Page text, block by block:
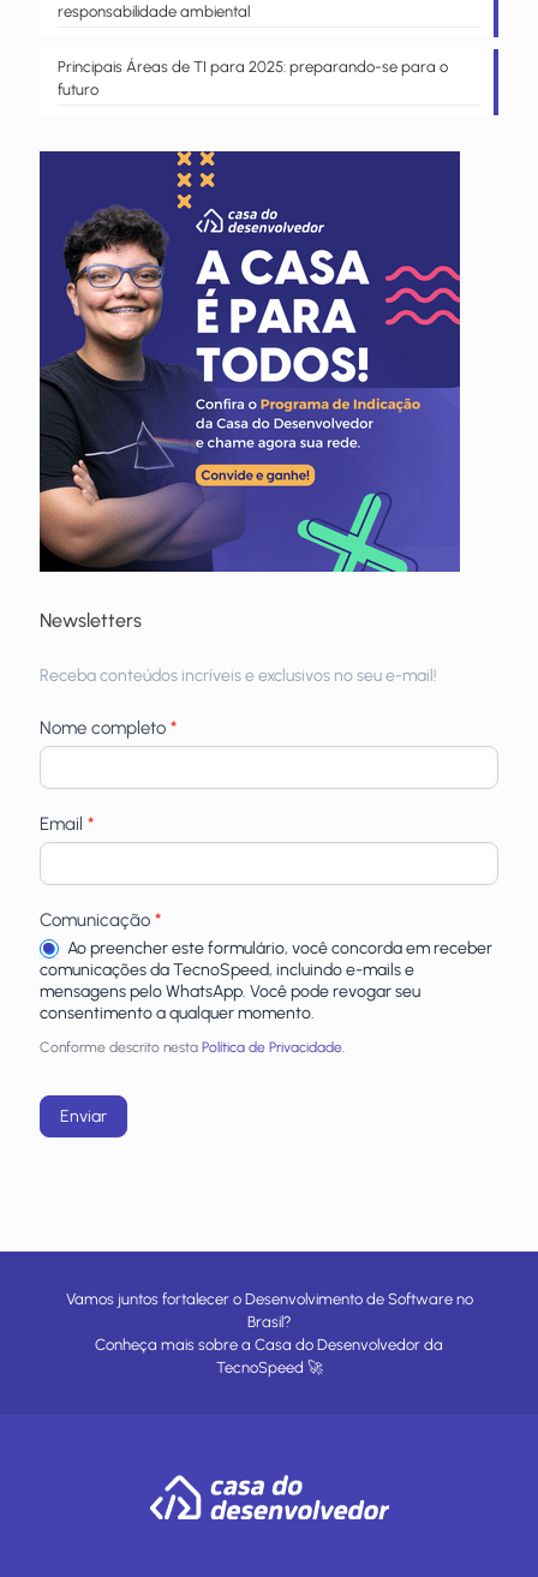
responsabilidade ambiental
Principais Áreas de TI para 2025: preparando-se para o
futuro
Newsletters
newsletters
Receba conteúdos incríveis e exclusivos no seu e-mail!
Nome completo *
Email *
Comunicação *
Ao preencher este formulário, você concorda em receber
comunicações da TecnoSpeed, incluindo e-mails e
mensagens pelo WhatsApp. Você pode revogar seu
consentimento a qualquer momento.
Conforme descrito nesta Política de Privacidade.
Enviar
Vamos juntos fortalecer o Desenvolvimento de Software no
Brasil?
Conheça mais sobre a Casa do Desenvolvedor da
TecnoSpeed 🚀